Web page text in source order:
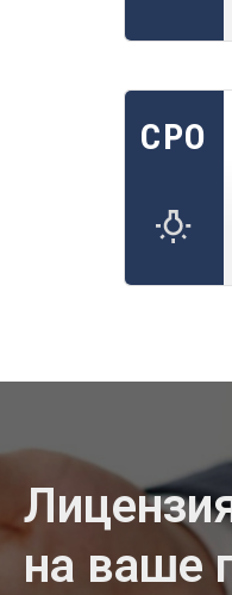
СРО
на ваше